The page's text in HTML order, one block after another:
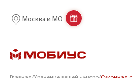
Москва и МО